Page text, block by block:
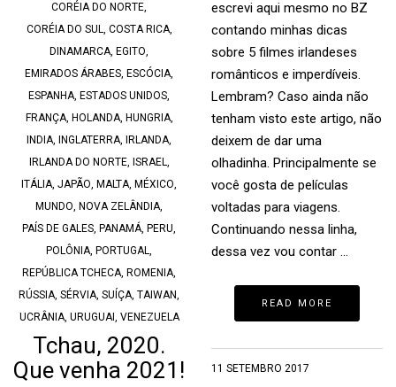
CORÉIA DO NORTE,
CORÉIA DO SUL, COSTA RICA,
DINAMARCA, EGITO,
EMIRADOS ÁRABES, ESCÓCIA,
ESPANHA, ESTADOS UNIDOS,
FRANÇA, HOLANDA, HUNGRIA,
INDIA, INGLATERRA, IRLANDA,
IRLANDA DO NORTE, ISRAEL,
ITÁLIA, JAPÃO, MALTA, MÉXICO,
MUNDO, NOVA ZELÂNDIA,
PAÍS DE GALES, PANAMÁ, PERU,
POLÔNIA, PORTUGAL,
REPÚBLICA TCHECA, ROMENIA,
RÚSSIA, SÉRVIA, SUÍÇA, TAIWAN,
UCRÂNIA, URUGUAI, VENEZUELA
Tchau, 2020.
Que venha 2021!
escrevi aqui mesmo no BZ
contando minhas dicas
sobre 5 filmes irlandeses
românticos e imperdíveis.
Lembram? Caso ainda não
tenham visto este artigo, não
deixem de dar uma
olhadinha. Principalmente se
você gosta de películas
voltadas para viagens.
Continuando nessa linha,
dessa vez vou contar …
READ MORE
11 SETEMBRO 2017